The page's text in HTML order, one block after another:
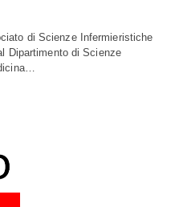
di Scienze Infermieristiche
Dipartimento di Scienze